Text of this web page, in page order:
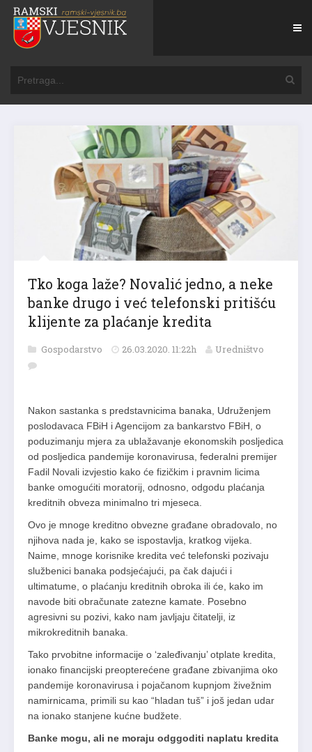
Tko koga laže? Novalić jedno, a neke
banke drugo i već telefonski pritišću
klijente za plaćanje kredita
Gospodarstvo 26.03.2020. 11:22h Uredništvo
Nakon sastanka s predstavnicima banaka, Udruženjem
poslodavaca FBiH i Agencijom za bankarstvo FBiH, o
poduzimanju mjera za ublažavanje ekonomskih posljedica
od posljedica pandemije koronavirusa, federalni premijer
Fadil Novali izvjestio kako će fizičkim i pravnim licima
banke omogućiti moratorij, odnosno, odgodu plaćanja
kreditnih obveza minimalno tri mjeseca.
Ovo je mnoge kreditno obvezne građane obradovalo, no
njihova nada je, kako se ispostavlja, kratkog vijeka.
Naime, mnoge korisnike kredita već telefonski pozivaju
službenici banaka podsjećajući, pa čak dajući i
ultimatume, o plaćanju kreditnih obroka ili će, kako im
navode biti obračunate zatezne kamate. Posebno
agresivni su pozivi, kako nam javljaju čitatelji, iz
mikrokreditnih banaka.
Tako prvobitne informacije o ‘zaleđivanju’ otplate kredita,
ionako financijski preopterećene građane zbivanjima oko
pandemije koronavirusa i pojačanom kupnjom živežnim
namirnicama, primili su kao “hladan tuš” i još jedan udar
na ionako stanjene kućne budžete.
Banke mogu, ali ne moraju odggoditi naplatu kredita